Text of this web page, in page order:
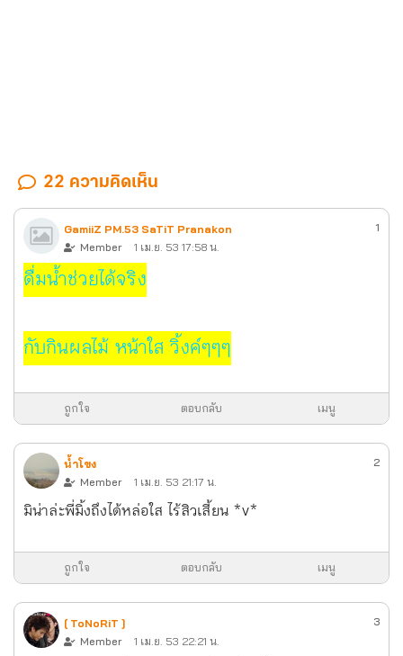
22 ความคิดเห็น
GamiiZ PM.53 SaTiT Pranakon
Member
1 เม.ย. 53 17:58 น.
1
ดื่มน้ำช่วยได้จริง
กับกินผลไม้ หน้าใส วิ้งค์ๆๆๆ
ถูกใจ ตอบกลับ เมนู
น้ำโขง
Member
1 เม.ย. 53 21:17 น.
2
มิน่าล่ะพี่มิ้งถึงได้หล่อใส ไร้สิวเสี้ยน *v*
ถูกใจ ตอบกลับ เมนู
[ ToNoRiT ]
Member
1 เม.ย. 53 22:21 น.
3